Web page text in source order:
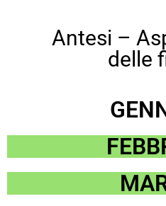
Antesi –
delle